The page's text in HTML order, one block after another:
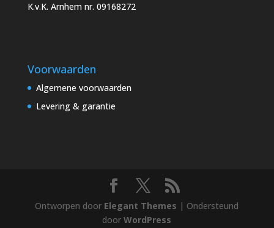
K.v.K. Arnhem nr. 09168272
Voorwaarden
Algemene voorwaarden
Levering & garantie
Ontworpen door Elegant Themes | Ondersteund
doorWordPress